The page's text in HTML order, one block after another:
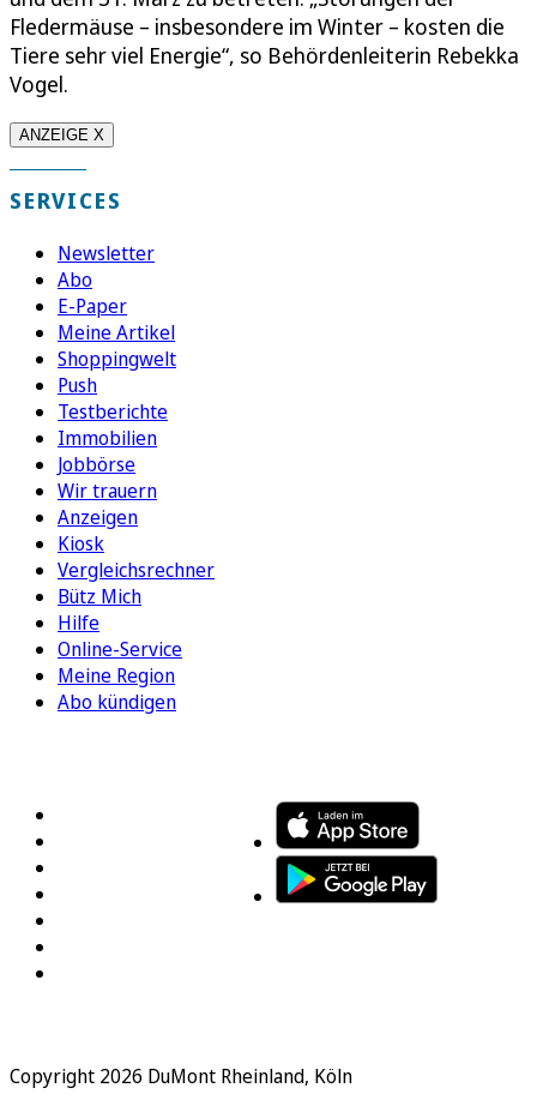
Fledermäuse – insbesondere im Winter – kosten die
Tiere sehr viel Energie“, so Behördenleiterin Rebekka
Vogel.
ANZEIGE X
SERVICES
Newsletter
Abo
E-Paper
Meine Artikel
Shoppingwelt
Push
Testberichte
Immobilien
Jobbörse
Wir trauern
Anzeigen
Kiosk
Vergleichsrechner
Bütz Mich
Hilfe
Online-Service
Meine Region
Abo kündigen
Copyright 2026 DuMont Rheinland, Köln